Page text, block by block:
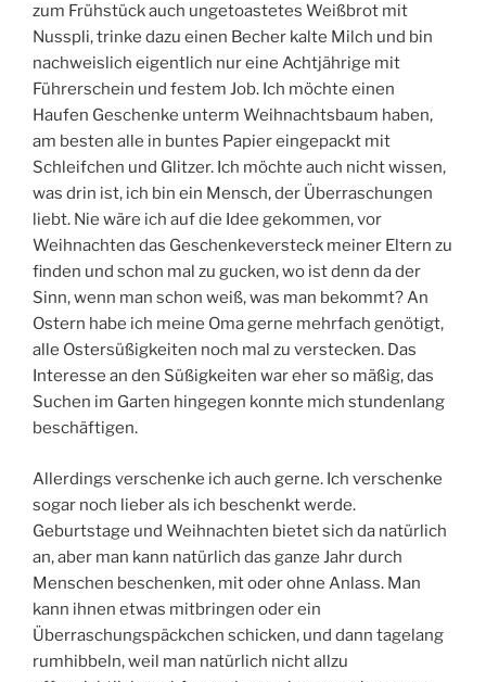
zum Frühstück auch ungetoastetes Weißbrot mit
Nusspli, trinke dazu einen Becher kalte Milch und bin
nachweislich eigentlich nur eine Achtjährige mit
Führerschein und festem Job. Ich möchte einen
Haufen Geschenke unterm Weihnachtsbaum haben,
am besten alle in buntes Papier eingepackt mit
Schleifchen und Glitzer. Ich möchte auch nicht wissen,
was drin ist, ich bin ein Mensch, der Überraschungen
liebt. Nie wäre ich auf die Idee gekommen, vor
Weihnachten das Geschenkeversteck meiner Eltern zu
finden und schon mal zu gucken, wo ist denn da der
Sinn, wenn man schon weiß, was man bekommt? An
Ostern habe ich meine Oma gerne mehrfach genötigt,
alle Ostersüßigkeiten noch mal zu verstecken. Das
Interesse an den Süßigkeiten war eher so mäßig, das
Suchen im Garten hingegen konnte mich stundenlang
beschäftigen.
Allerdings verschenke ich auch gerne. Ich verschenke
sogar noch lieber als ich beschenkt werde.
Geburtstage und Weihnachten bietet sich da natürlich
an, aber man kann natürlich das ganze Jahr durch
Menschen beschenken, mit oder ohne Anlass. Man
kann ihnen etwas mitbringen oder ein
Überraschungspäckchen schicken, und dann tagelang
rumhibbeln, weil man natürlich nicht allzu